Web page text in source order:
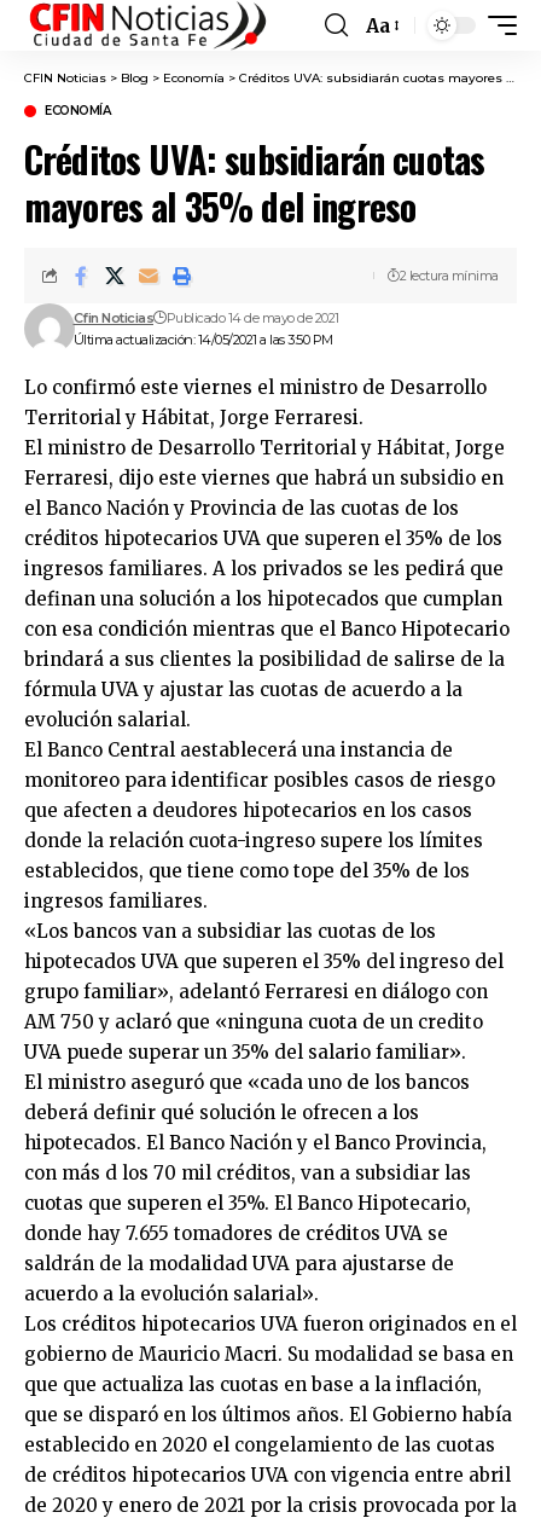
Font
Resizer
Aa
CFIN Noticias > Blog > Economía > Créditos UVA: subsidiarán cuotas mayores al 35% del ingreso
ECONOMÍA
Créditos UVA: subsidiarán cuotas
mayores al 35% del ingreso
Última actualización: 14/05/2021 a las 3:50 PM
Cfin Noticias Publicado 14 de mayo de 2021
2 lectura mínima
Lo confirmó este viernes el ministro de Desarrollo
Territorial y Hábitat, Jorge Ferraresi.
El ministro de Desarrollo Territorial y Hábitat, Jorge
Ferraresi, dijo este viernes que habrá un subsidio en
el Banco Nación y Provincia de las cuotas de los
créditos hipotecarios UVA que superen el 35% de los
ingresos familiares. A los privados se les pedirá que
definan una solución a los hipotecados que cumplan
con esa condición mientras que el Banco Hipotecario
brindará a sus clientes la posibilidad de salirse de la
fórmula UVA y ajustar las cuotas de acuerdo a la
evolución salarial.
El Banco Central aestablecerá una instancia de
monitoreo para identificar posibles casos de riesgo
que afecten a deudores hipotecarios en los casos
donde la relación cuota-ingreso supere los límites
establecidos, que tiene como tope del 35% de los
ingresos familiares.
«Los bancos van a subsidiar las cuotas de los
hipotecados UVA que superen el 35% del ingreso del
grupo familiar», adelantó Ferraresi en diálogo con
AM 750 y aclaró que «ninguna cuota de un credito
UVA puede superar un 35% del salario familiar».
El ministro aseguró que «cada uno de los bancos
deberá definir qué solución le ofrecen a los
hipotecados. El Banco Nación y el Banco Provincia,
con más d los 70 mil créditos, van a subsidiar las
cuotas que superen el 35%. El Banco Hipotecario,
donde hay 7.655 tomadores de créditos UVA se
saldrán de la modalidad UVA para ajustarse de
acuerdo a la evolución salarial».
Los créditos hipotecarios UVA fueron originados en el
gobierno de Mauricio Macri. Su modalidad se basa en
que que actualiza las cuotas en base a la inflación,
que se disparó en los últimos años. El Gobierno había
establecido en 2020 el congelamiento de las cuotas
de créditos hipotecarios UVA con vigencia entre abril
de 2020 y enero de 2021 por la crisis provocada por la